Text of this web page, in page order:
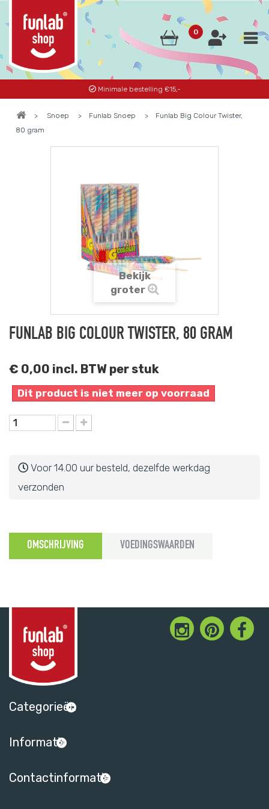
0
Minimale bestelling €15,-
> Snoep > Funlab Snoep >
Funlab Big Colour Twister,
80 gram
Bekijk
groter
FUNLAB BIG COLOUR TWISTER, 80 GRAM
€ 0,00 incl. BTW per stuk
Dit product is niet meer op voorraad
Voor 14.00 uur besteld, dezelfde werkdag
verzonden
OMSCHRIJVING VOEDINGSWAARDEN
Categorieën
Informatie
Contactinformatie